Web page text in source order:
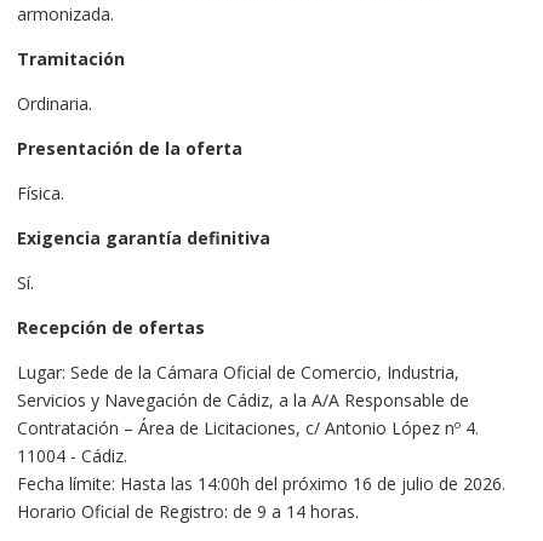
armonizada.
Tramitación
Ordinaria.
Presentación de la oferta
Física.
Exigencia garantía definitiva
Sí.
Recepción de ofertas
Lugar: Sede de la Cámara Oficial de Comercio, Industria,
Servicios y Navegación de Cádiz, a la A/A Responsable de
Contratación – Área de Licitaciones, c/ Antonio López nº 4.
11004 - Cádiz.
Fecha límite: Hasta las 14:00h del próximo 16 de julio de 2026.
Horario Oficial de Registro: de 9 a 14 horas.